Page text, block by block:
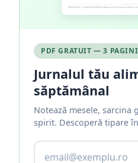
PDF GRATUIT — 3 PAGINI
Jurnalul tău
săptămânal
Notează mesele, sarcina
spirit. Descoperă tipare